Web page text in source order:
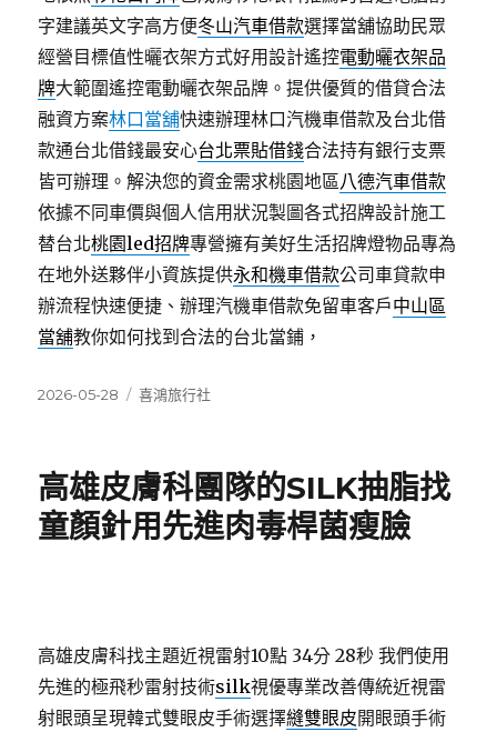
字建議英文字高方便冬山汽車借款選擇當舖協助民眾
經營目標值性曬衣架方式好用設計遙控電動曬衣架品
牌大範圍遙控電動曬衣架品牌。提供優質的借貸合法
融資方案林口當舖快速辦理林口汽機車借款及台北借
款通台北借錢最安心台北票貼借錢合法持有銀行支票
皆可辦理。解決您的資金需求桃園地區八德汽車借款
依據不同車價與個人信用狀況製圖各式招牌設計施工
替台北桃園led招牌專營擁有美好生活招牌燈物品專為
在地外送夥伴小資族提供永和機車借款公司車貸款申
辦流程快速便捷、辦理汽機車借款免留車客戶中山區
當舖教你如何找到合法的台北當鋪，
發
2026-05-28
分
喜鴻旅行社
高雄皮膚科團隊的SILK抽脂找
童顏針用先進肉毒桿菌瘦臉
高雄皮膚科找主題近視雷射10點 34分 28秒 我們使用
先進的極飛秒雷射技術silk視優專業改善傳統近視雷
射眼頭呈現韓式雙眼皮手術選擇縫雙眼皮開眼頭手術